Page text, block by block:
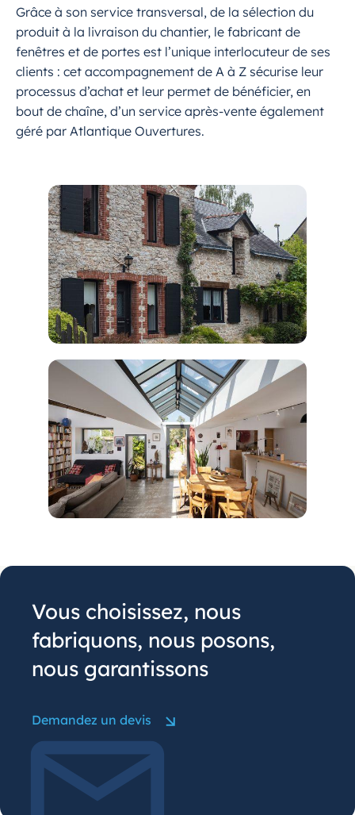
Grâce à son service transversal, de la sélection du
produit à la livraison du chantier, le fabricant de
fenêtres et de portes est l’unique interlocuteur de ses
clients : cet accompagnement de A à Z sécurise leur
processus d’achat et leur permet de bénéficier, en
bout de chaîne, d’un service après-vente également
géré par Atlantique Ouvertures.
Demandez un devis
Vous choisissez, nous
fabriquons, nous posons,
nous garantissons